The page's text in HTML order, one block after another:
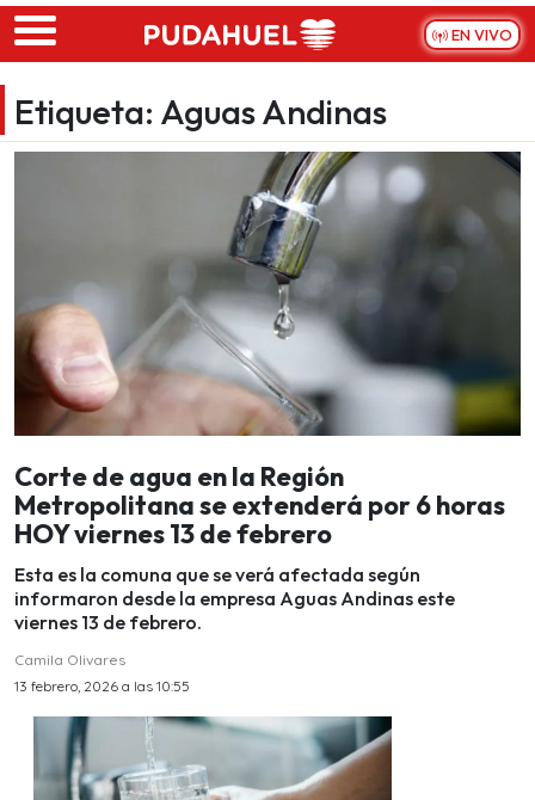
Skip to main content
EN VIVO
Etiqueta: Aguas Andinas
Corte de agua en la Región
Metropolitana se extenderá por 6 horas
HOY viernes 13 de febrero
Esta es la comuna que se verá afectada según
informaron desde la empresa Aguas Andinas este
viernes 13 de febrero.
Camila Olivares
13 febrero, 2026 a las 10:55